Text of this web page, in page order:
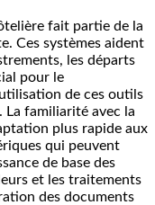
fait partie de la
Ces systèmes aident
les départs
pour le
de ces outils
La familiarité avec la
plus rapide aux
qui peuvent
de base des
et les traitements
des documents